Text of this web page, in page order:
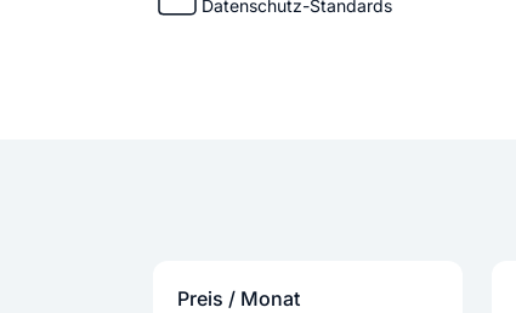
Datenschutz-Standards
Preis / Monat